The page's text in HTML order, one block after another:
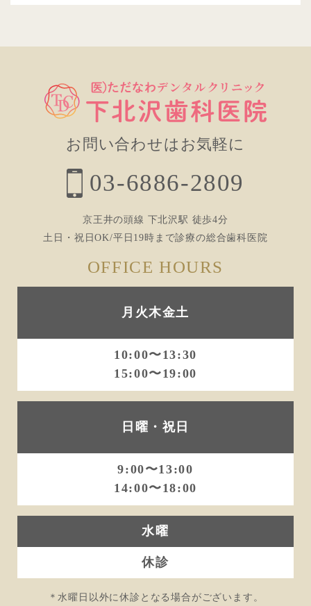
お問い合わせはお気軽に
03-6886-2809
京王井の頭線 下北沢駅 徒歩4分
土日・祝日OK/平日19時まで診療の総合歯科医院
OFFICE HOURS
月火木金土
10:00〜13:30
15:00〜19:00
日曜・祝日
9:00〜13:00
14:00〜18:00
水曜
休診
＊水曜日以外に休診となる場合がございます。